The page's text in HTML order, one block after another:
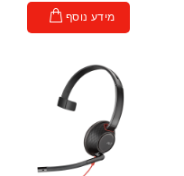
מידע נוסף